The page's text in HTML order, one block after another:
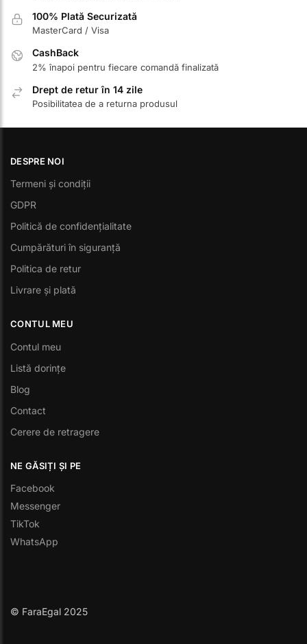
100% Plată Securizată
MasterCard / Visa
CashBack
2% înapoi pentru fiecare comandă finalizată
Drept de retur în 14 zile
Posibilitatea de a returna produsul
DESPRE NOI
Termeni și condiții
GDPR
Politică de confidențialitate
Cumpărături în siguranță
Politica de retur
Livrare și plată
CONTUL MEU
Contul meu
Listă dorințe
Blog
Contact
Cerere de retragere
NE GĂSIȚI ȘI PE
Facebook
Messenger
TikTok
WhatsApp
© FaraEgal 2025